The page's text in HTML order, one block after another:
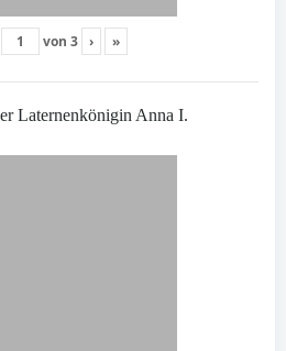
von 3 › »
Laternenkönigin Anna I.